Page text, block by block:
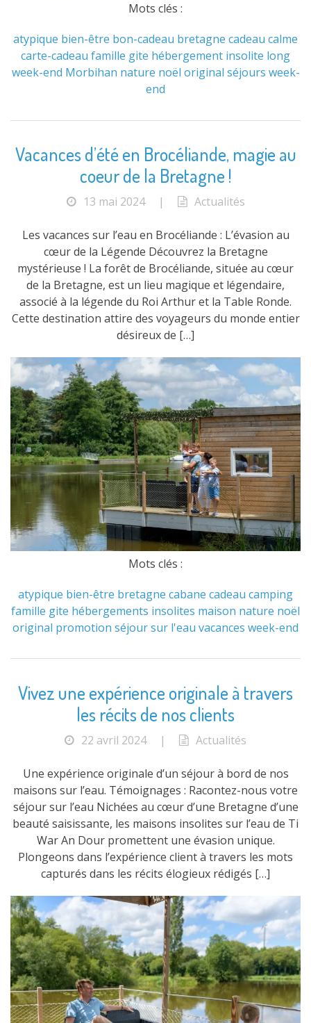
Mots clés :
atypique bien-être bon-cadeau bretagne cadeau calme
carte-cadeau famille gite hébergement insolite long
week-end Morbihan nature noël original séjours week-
end
Vacances d’été en Brocéliande, magie au
coeur de la Bretagne !
13 mai 2024 | Actualités
Les vacances sur l’eau en Brocéliande : L’évasion au
cœur de la Légende Découvrez la Bretagne
mystérieuse ! La forêt de Brocéliande, située au cœur
de la Bretagne, est un lieu magique et légendaire,
associé à la légende du Roi Arthur et la Table Ronde.
Cette destination attire des voyageurs du monde entier
désireux de […]
Mots clés :
atypique bien-être bretagne cabane cadeau camping
famille gite hébergements insolites maison nature noël
original promotion séjoursur l'eau vacances week-end
Vivez une expérience originale à travers
les récits de nos clients
22 avril 2024 | Actualités
Une expérience originale d’un séjour à bord de nos
maisons sur l’eau. Témoignages : Racontez-nous votre
séjour sur l’eau Nichées au cœur d’une Bretagne d’une
beauté saisissante, les maisons insolites sur l’eau de Ti
War An Dour promettent une évasion unique.
Plongeons dans l’expérience client à travers les mots
capturés dans les récits élogieux rédigés […]